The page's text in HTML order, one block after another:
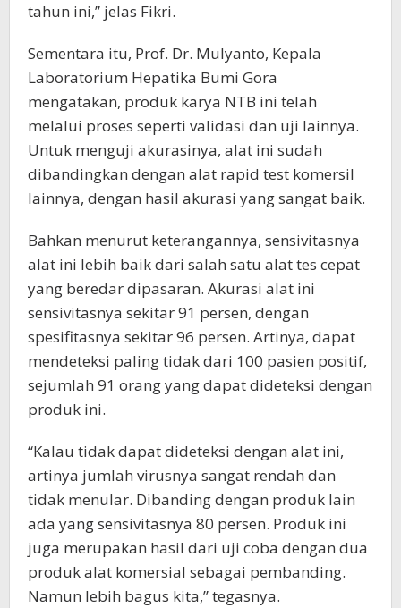
tahun ini,” jelas Fikri.
Sementara itu, Prof. Dr. Mulyanto, Kepala
Laboratorium Hepatika Bumi Gora
mengatakan, produk karya NTB ini telah
melalui proses seperti validasi dan uji lainnya.
Untuk menguji akurasinya, alat ini sudah
dibandingkan dengan alat rapid test komersil
lainnya, dengan hasil akurasi yang sangat baik.
Bahkan menurut keterangannya, sensivitasnya
alat ini lebih baik dari salah satu alat tes cepat
yang beredar dipasaran. Akurasi alat ini
sensivitasnya sekitar 91 persen, dengan
spesifitasnya sekitar 96 persen. Artinya, dapat
mendeteksi paling tidak dari 100 pasien positif,
sejumlah 91 orang yang dapat dideteksi dengan
produk ini.
“Kalau tidak dapat dideteksi dengan alat ini,
artinya jumlah virusnya sangat rendah dan
tidak menular. Dibanding dengan produk lain
ada yang sensivitasnya 80 persen. Produk ini
juga merupakan hasil dari uji coba dengan dua
produk alat komersial sebagai pembanding.
Namun lebih bagus kita,” tegasnya.